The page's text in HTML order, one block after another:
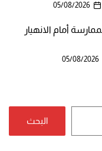
05/08/2026
أمام الانهيار
05/08/2026
البحث